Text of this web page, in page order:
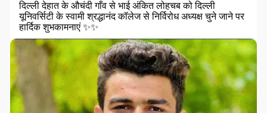
दिल्ली देहात के औचंदी गाँव से भाई अंकित लोहचब को दिल्ली
यूनिवर्सिटी के स्वामी श्रद्धानंद कॉलेज से निर्विरोध अध्यक्ष चुने जाने पर
हार्दिक शुभकामनाएं ✨✨